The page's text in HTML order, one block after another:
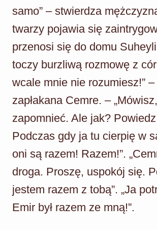
samo” – stwierdza
twarzy pojawia się
przenosi się do domu
toczy burzliwą rozmowę z
wcale mnie nie rozumiesz!”
zapłakana Cemre. –
zapomnieć. Ale jak?
Podczas gdy ja tu cierpię w
oni są razem! Razem!”.
droga. Proszę, uspokój się.
jestem razem z tobą”. „Ja
Emir był razem ze mną!”.